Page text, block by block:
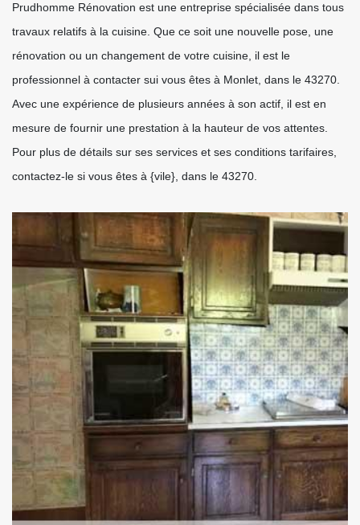
Prudhomme Rénovation est une entreprise spécialisée dans tous
travaux relatifs à la cuisine. Que ce soit une nouvelle pose, une
rénovation ou un changement de votre cuisine, il est le
professionnel à contacter sui vous êtes à Monlet, dans le 43270.
Avec une expérience de plusieurs années à son actif, il est en
mesure de fournir une prestation à la hauteur de vos attentes.
Pour plus de détails sur ses services et ses conditions tarifaires,
contactez-le si vous êtes à {vile}, dans le 43270.